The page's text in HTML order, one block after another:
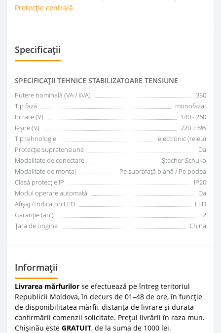
Protecție centrală
Specificații
SPECIFICAŢII TEHNICE STABILIZATOARE TENSIUNE
Putere nominală (VA / kVA)
350
Tip fază
monofazat
Intrare (V)
140 - 260
Ieșire (V)
220 ± 8%
Tip tehnologie
electronic (releu)
Protecţie supratensiune
Da
Modalitate de conectare
Ştecher Schuko
Modalitate de montaj
Pe suprafaţă plană / Pe podea
Clasă protecţie IP
IP20
Modul operare automată
Da
Afişaj / indicatori LED
LED
Garanţie (ani)
2
Țara de origine
China
Informații
Livrarea mărfurilor se efectuează pe întreg teritoriul
Republicii Moldova, în decurs de 01–48 de ore, în funcție
de disponibilitatea mărfii, distanța de livrare și durata
confirmării comenzii solicitate. Prețul livrării în raza mun.
Chișinău este GRATUIT, de la suma de 1000 lei.